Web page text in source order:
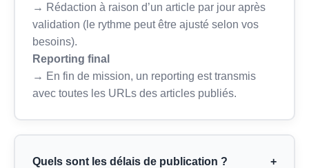
→ Rédaction à raison d’un article par jour après
validation (le rythme peut être ajusté selon vos
besoins).
Reporting final
→ En fin de mission, un reporting est transmis
avec toutes les URLs des articles publiés.
Quels sont les délais de publication ? +